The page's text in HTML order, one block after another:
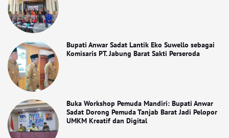
Bupati Anwar Sadat Lantik Eko Suwello sebagai
Komisaris PT. Jabung Barat Sakti Perseroda
Buka Workshop Pemuda Mandiri: Bupati Anwar
Sadat Dorong Pemuda Tanjab Barat Jadi Pelopor
UMKM Kreatif dan Digital